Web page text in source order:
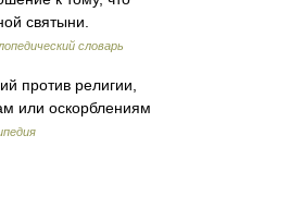
святыни.
словарь
против религии,
или оскорблениям